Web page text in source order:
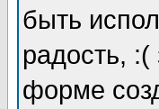
быть
радость,
форме